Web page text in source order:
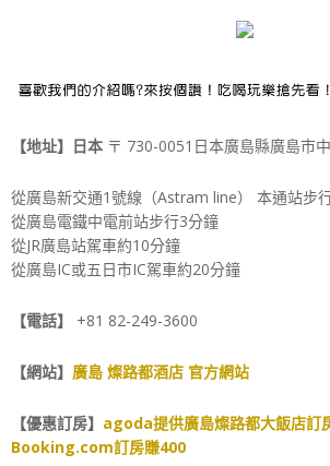
【地址】日本 〒 730-0051日本廣島縣廣島市
從廣島新交通1號線（Astram line） 本通站步
從廣島電鐵中電前站步行3分鐘
從JR廣島站駕車約10分鐘
從廣島IC或五日市IC駕車約20分鐘
【電話】 +81 82-249-3600
【網站】 廣島 燦路都酒店 官方網站
【優惠訂房】 agoda提供廣島燦路都大飯店訂
Booking.com訂房賺400